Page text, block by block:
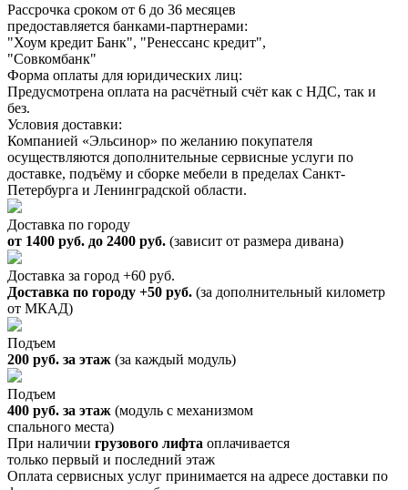
Рассрочка сроком от 6 до 36 месяцев
предоставляется банками-партнерами:
"Хоум кредит Банк", "Ренессанс кредит",
"Совкомбанк"
Форма оплаты для юридических лиц:
Предусмотрена оплата на расчётный счёт как с НДС, так и
без.
Условия доставки:
Компанией «Эльсинор» по желанию покупателя
осуществляются дополнительные сервисные услуги по
доставке, подъёму и сборке мебели в пределах Санкт-
Петербурга и Ленинградской области.
Доставка по городу
от 1400 руб. до 2400 руб. (зависит от размера дивана)
Доставка за город +60 руб.
Доставка по городу +50 руб. (за дополнительный километр
от МКАД)
Подъем
200 руб. за этаж (за каждый модуль)
Подъем
400 руб. за этаж (модуль с механизмом
спального места)
При наличии грузового лифта оплачивается
только первый и последний этаж
Оплата сервисных услуг принимается на адресе доставки по